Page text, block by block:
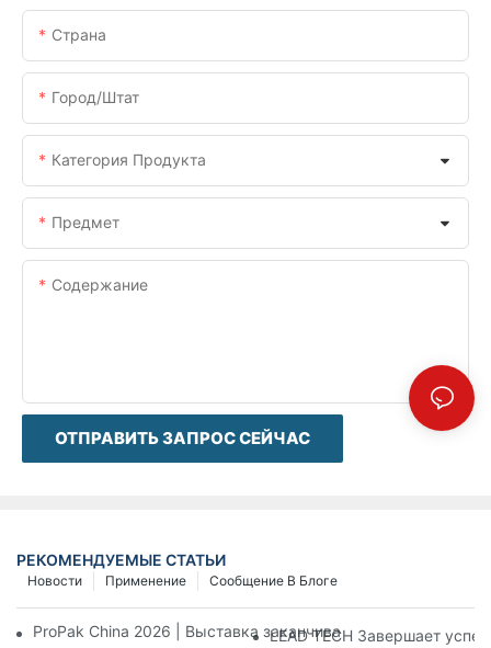
Страна
Город/штат
Категория Продукта
Предмет
Содержание
ОТПРАВИТЬ ЗАПРОС СЕЙЧАС
РЕКОМЕНДУЕМЫЕ СТАТЬИ
Сообщение В Блоге
Применение
Новости
ProPak China 2026 | Выставка заканчивается, но наш
LEAD TECH Завершает